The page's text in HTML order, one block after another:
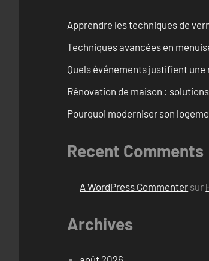
Apprendre les techniques de
Techniques avancées en
Quels événements justifient
Rénovation de maison :
Pourquoi moderniser son
Recent Comments
A WordPress Commenter sur
Archives